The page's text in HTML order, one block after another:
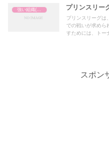
ます。
強い組織(チーム)の作り方 プリンスリー
プリンスリーグは
での戦いが求めら
すためには、トー
スポン